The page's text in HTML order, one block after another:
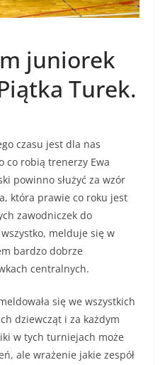
juniorek
Turek.
czasu jest dla nas
co robią trenerzy Ewa
powinno służyć za wzór
która prawie co roku jest
zawodniczek do
melduje się w
bardzo dobrze
centralnych.
się we wszystkich
dziewcząt i za każdym
w tych turniejach może
ale wrażenie jakie zespół